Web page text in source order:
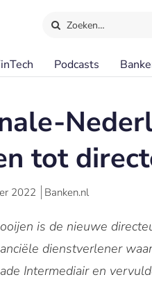
Zoeken…
Podcasts
tot
2022 Banken.nl
is de nieuwe
dienstverlener
Intermediair en